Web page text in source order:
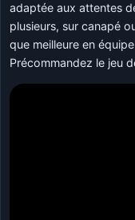
adaptée aux attentes
plusieurs, sur canapé
que meilleure en
Précommandez le jeu